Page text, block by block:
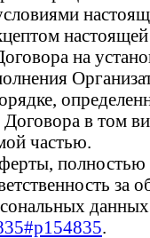
на
в том
частью.
полностью
за